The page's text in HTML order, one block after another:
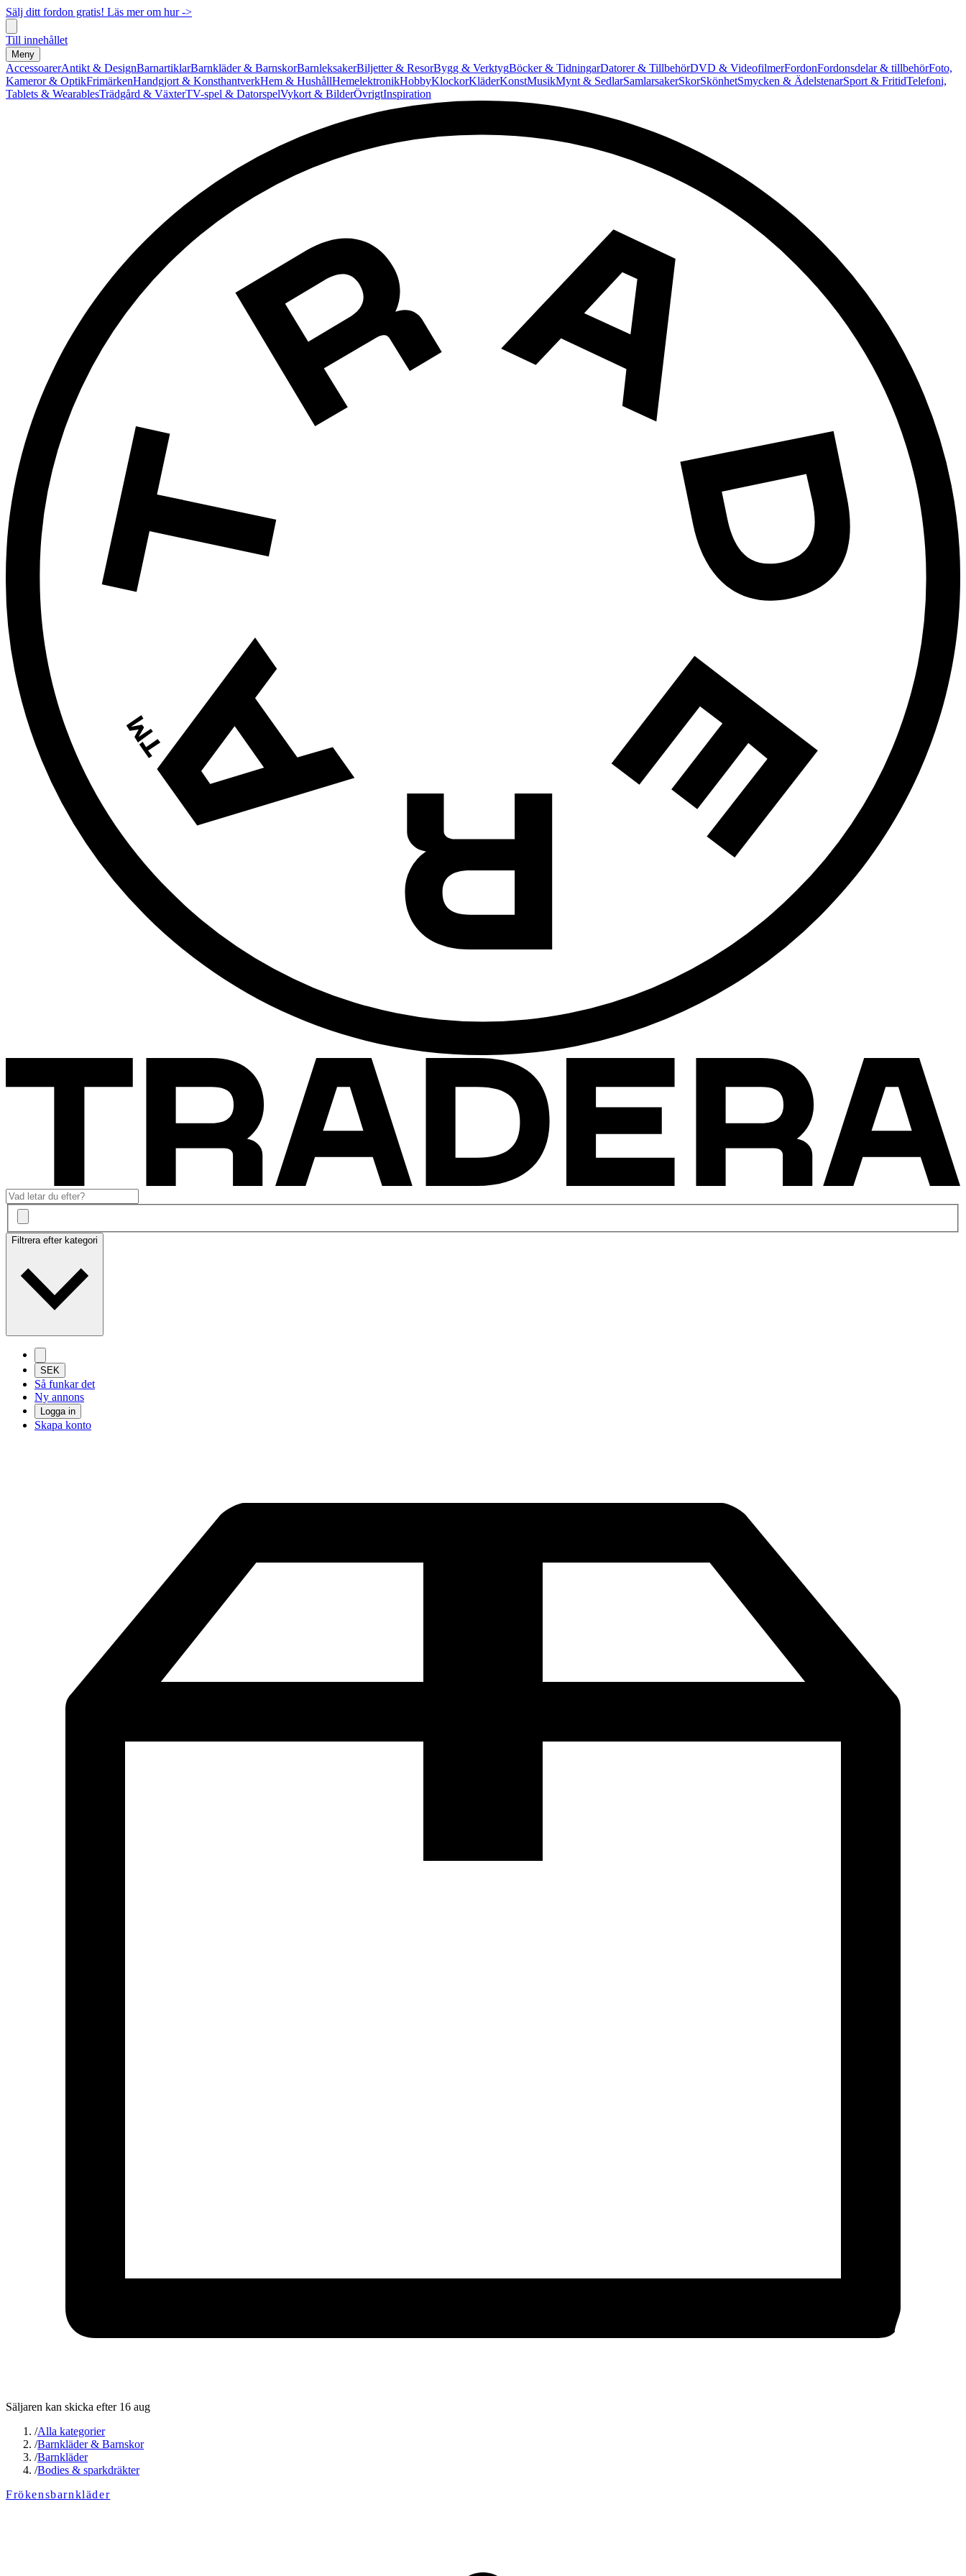
Sälj ditt fordon gratis! Läs mer om hur ->
Till innehållet
Meny
AccessoarerAntikt & DesignBarnartiklarBarnkläder & BarnskorBarnleksakerBiljetter & ResorBygg & VerktygBöcker & TidningarDatorer & TillbehörDVD & VideofilmerFordonFordonsdelar & tillbehörFoto,
Kameror & OptikFrimärkenHandgjort & KonsthantverkHem & HushållHemelektronikHobbyKlockorKläderKonstMusikMynt & SedlarSamlarsakerSkorSkönhetSmycken & ÄdelstenarSport & FritidTelefoni,
Tablets & WearablesTrädgård & VäxterTV-spel & DatorspelVykort & BilderÖvrigtInspiration
Filtrera efter kategori
SEK
Så funkar det
Ny annons
Logga in
Skapa konto
Säljaren kan skicka efter 16 aug
/Alla kategorier
/Barnkläder & Barnskor
/Barnkläder
/Bodies & sparkdräkter
Frökensbarnkläder